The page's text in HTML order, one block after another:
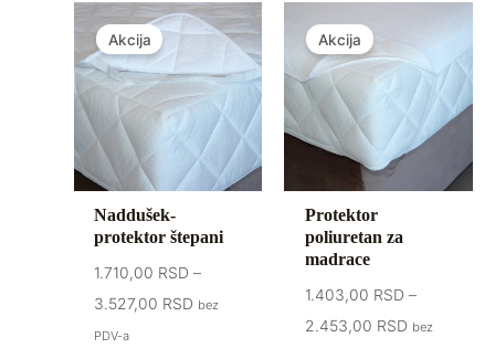
Akcija
Naddušek-
protektor štepani
1.710,00 RSD –
3.527,00 RSD
Raspon
cena:
1.710,00 RSD
3.527,00 RSD
bez
PDV-a
Akcija
Protektor
poliuretan za
madrace
1.403,00 RSD –
2.453,00 RSD
1.403,00
do
2.453,00
bez